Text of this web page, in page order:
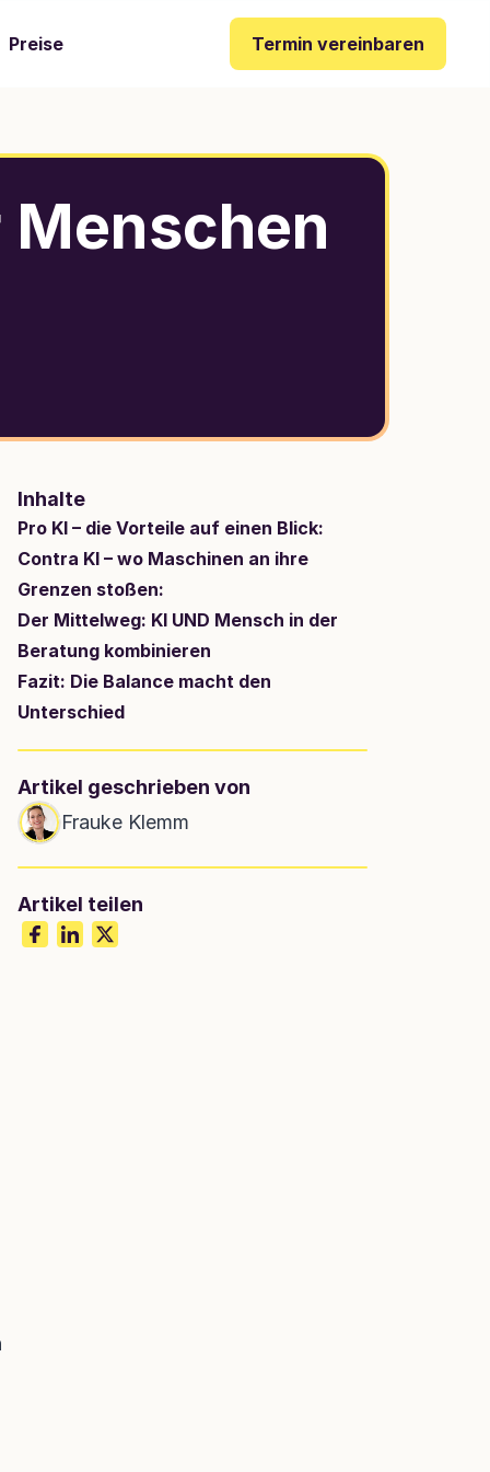
Inhalte
Pro KI – die Vorteile auf einen Blick:
Contra KI – wo Maschinen an ihre
Grenzen stoßen:
Der Mittelweg: KI UND Mensch in der
Beratung kombinieren
Fazit: Die Balance macht den
Unterschied
Artikel geschrieben von
Frauke Klemm
Artikel teilen
Preise Termin vereinbaren